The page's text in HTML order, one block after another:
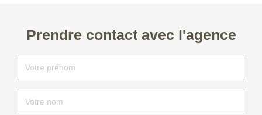
Prendre contact avec l'agence